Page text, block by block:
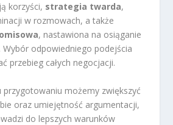
korzyści, strategia twarda,
w rozmowach, a także
, nastawiona na osiąganie
odpowiedniego podejścia
przebieg całych negocjacji.
przygotowaniu możemy zwiększyć
oraz umiejętność argumentacji,
do lepszych warunków